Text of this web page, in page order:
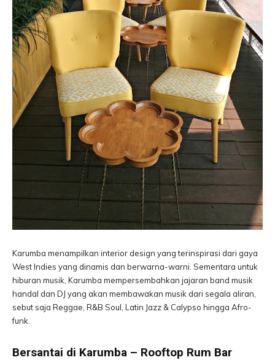
Karumba menampilkan interior design yang terinspirasi dari gaya
West Indies yang dinamis dan berwarna-warni. Sementara untuk
hiburan musik, Karumba mempersembahkan jajaran band musik
handal dan DJ yang akan membawakan musik dari segala aliran,
sebut saja Reggae, R&B Soul, Latin Jazz & Calypso hingga Afro-
funk.
Bersantai di Karumba – Rooftop Rum Bar